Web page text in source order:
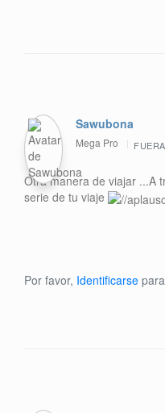
Sawubona
Mega Pro
Otra manera de viajar ...A
serie de tu viaje
Por favor, Identificarse